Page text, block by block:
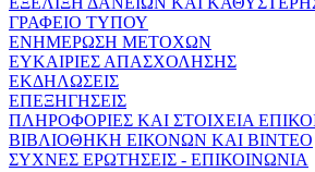
ΓΡΑΦΕΙΟ ΤΥΠΟΥ
ΕΝΗΜΕΡΩΣΗ ΜΕΤΟΧΩΝ
ΕΥΚΑΙΡΙΕΣ ΑΠΑΣΧΟΛΗΣΗΣ
ΕΚΔΗΛΩΣΕΙΣ
ΕΠΕΞΗΓΗΣΕΙΣ
ΠΛΗΡΟΦΟΡΙΕΣ ΚΑΙ ΣΤΟΙΧΕΙΑ
ΒΙΒΛΙΟΘΗΚΗ ΕΙΚΟΝΩΝ ΚΑΙ ΒΙΝΤΕΟ
ΣΥΧΝΕΣ ΕΡΩΤΗΣΕΙΣ - ΕΠΙΚΟΙΝΩΝΙΑ